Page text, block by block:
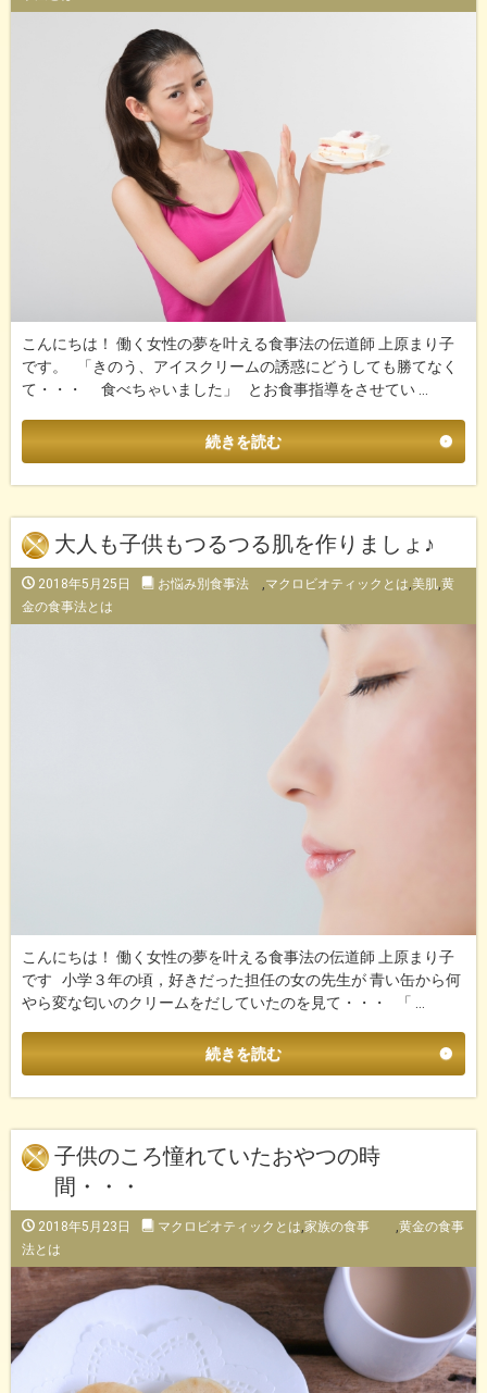
こんにちは！ 働く女性の夢を叶える食事法の伝道師 上原まり子
です。 「きのう、アイスクリームの誘惑にどうしても勝てなく
て・・・ 食べちゃいました」 とお食事指導をさせてい …
続きを読む
大人も子供もつるつる肌を作りましょ♪
2018年5月25日 お悩み別食事法 ,マクロビオティックとは,美肌,黄
金の食事法とは
こんにちは！ 働く女性の夢を叶える食事法の伝道師 上原まり子
です 小学３年の頃，好きだった担任の女の先生が 青い缶から何
やら変な匂いのクリームをだしていたのを見て・・・ 「 …
続きを読む
子供のころ憧れていたおやつの時
間・・・
2018年5月23日 マクロビオティックとは,家族の食事 ,黄金の食事
法とは